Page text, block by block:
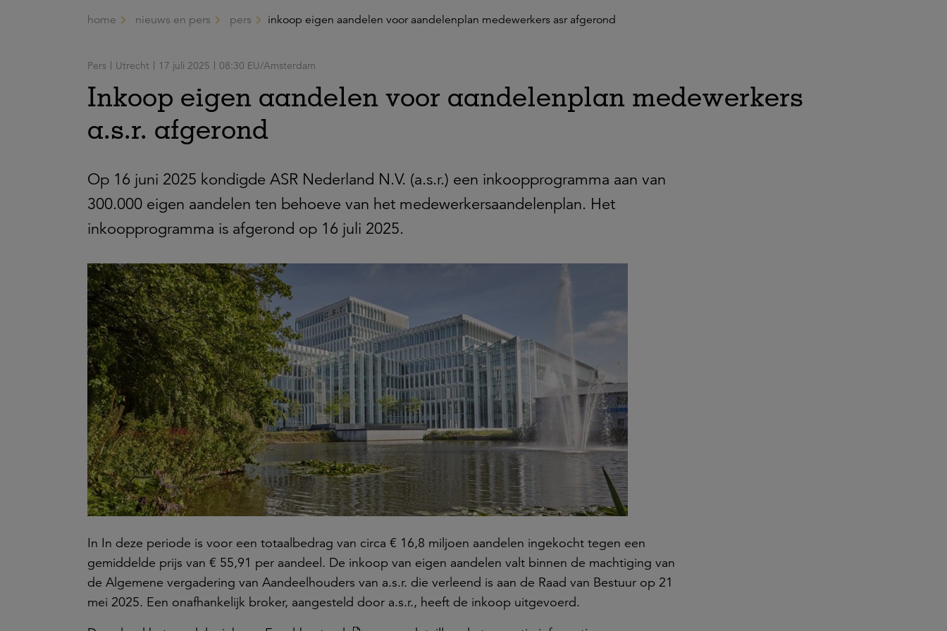
Ga naar de hoofdinhoud
home nieuws en pers pers inkoop eigen aandelen voor aandelenplan medewerkers asr afgerond
Pers Utrecht 17 juli 2025 08:30 EU/Amsterdam
Inkoop eigen aandelen voor aandelenplan medewerkers
a.s.r. afgerond
Op 16 juni 2025 kondigde ASR Nederland N.V. (a.s.r.) een inkoopprogramma aan van
300.000 eigen aandelen ten behoeve van het medewerkersaandelenplan. Het
inkoopprogramma is afgerond op 16 juli 2025.
In In deze periode is voor een totaalbedrag van circa € 16,8 miljoen aandelen ingekocht tegen een
gemiddelde prijs van € 55,91 per aandeel. De inkoop van eigen aandelen valt binnen de machtiging van
de Algemene vergadering van Aandeelhouders van a.s.r. die verleend is aan de Raad van Bestuur op 21
mei 2025. Een onafhankelijk broker, aangesteld door a.s.r., heeft de inkoop uitgevoerd.